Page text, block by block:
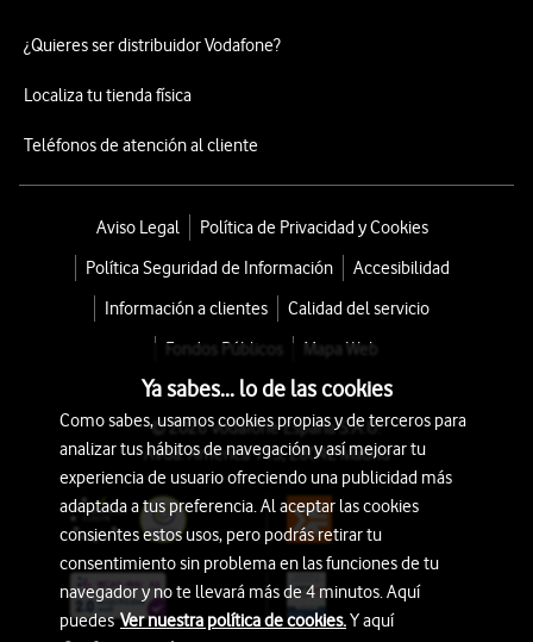
¿Quieres ser distribuidor Vodafone?
Localiza tu tienda física
Teléfonos de atención al cliente
Aviso Legal
Política de Privacidad y Cookies
Política Seguridad de Información
Accesibilidad
Información a clientes
Calidad del servicio
Fondos Públicos
Mapa Web
© 2026 Vodafone España S.A.U.
Avda. América 115, 28042 Madrid
Ya sabes... lo de las cookies
Como sabes, usamos cookies propias y de terceros para
analizar tus hábitos de navegación y así mejorar tu
experiencia de usuario ofreciendo una publicidad más
adaptada a tus preferencia. Al aceptar las cookies
consientes estos usos, pero podrás retirar tu
consentimiento sin problema en las funciones de tu
navegador y no te llevará más de 4 minutos. Aquí
puedesVer nuestra política de cookies.Y aquí